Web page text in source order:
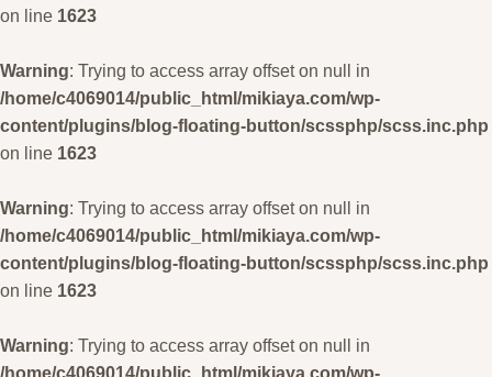
on line 1623
Warning: Trying to access array offset on null in
/home/c4069014/public_html/mikiaya.com/wp-
content/plugins/blog-floating-button/scssphp/scss.inc.php
on line 1623
Warning: Trying to access array offset on null in
/home/c4069014/public_html/mikiaya.com/wp-
content/plugins/blog-floating-button/scssphp/scss.inc.php
on line 1623
Warning: Trying to access array offset on null in
/home/c4069014/public_html/mikiaya.com/wp-